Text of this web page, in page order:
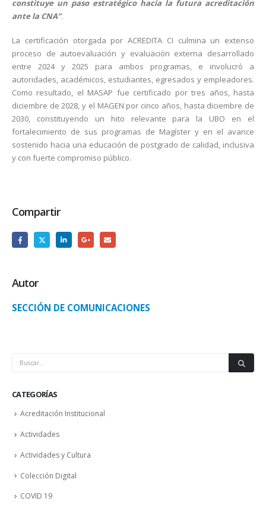
constituye un paso estratégico hacia la futura acreditación
ante la CNA”.
La certificación otorgada por ACREDITA CI culmina un extenso
proceso de autoevaluación y evaluación externa desarrollado
entre 2024 y 2025 para ambos programas, e involucró a
autoridades, académicos, estudiantes, egresados y empleadores.
Como resultado, el MASAP fue certificado por tres años, hasta
diciembre de 2028, y el MAGEN por cinco años, hasta diciembre de
2030, constituyendo un hito relevante para la UBO en el
fortalecimiento de sus programas de Magíster y en el avance
sostenido hacia una educación de postgrado de calidad, inclusiva
y con fuerte compromiso público.
Compartir
Autor
SECCIÓN DE COMUNICACIONES
CATEGORÍAS
Acreditación Institucional
Actividades
Actividades y Cultura
Colección Digital
COVID 19